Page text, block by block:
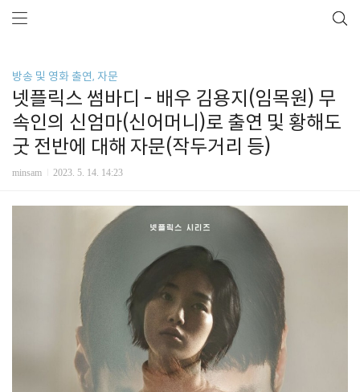
방송 및 영화 출연, 자문
넷플릭스 썸바디 - 배우 김용지(임목원) 무
속인의 신엄마(신어머니)로 출연 및 황해도
굿 전반에 대해 자문(작두거리 등)
minsam 2023. 5. 14. 14:23